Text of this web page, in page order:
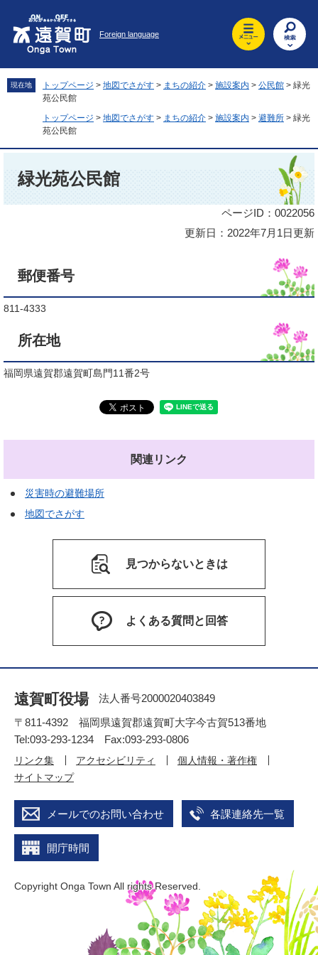
先
頭
を
飛
Foreign language
現在地 トップページ > 地図でさがす > まちの紹介 > 施設案内 > 公民館 > 緑光
苑公民館
トップページ > 地図でさがす > まちの紹介 > 施設案内 > 避難所 > 緑光
苑公民館
緑光苑公民館
ページID：0022056
更新日：2022年7月1日更新
郵便番号
811-4333
所在地
福岡県遠賀郡遠賀町島門11番2号
関連リンク
災害時の避難場所
地図でさがす
見つからないときは
よくある質問と回答
遠賀町役場
法人番号2000020403849
〒811-4392 福岡県遠賀郡遠賀町大字今古賀513番地
Tel:093-293-1234 Fax:093-293-0806
リンク集 アクセシビリティ
個人情報・著作権
サイトマップ
メールでのお問い合わせ 各課連絡先一覧
開庁時間
Copyright Onga Town All rights Reserved.